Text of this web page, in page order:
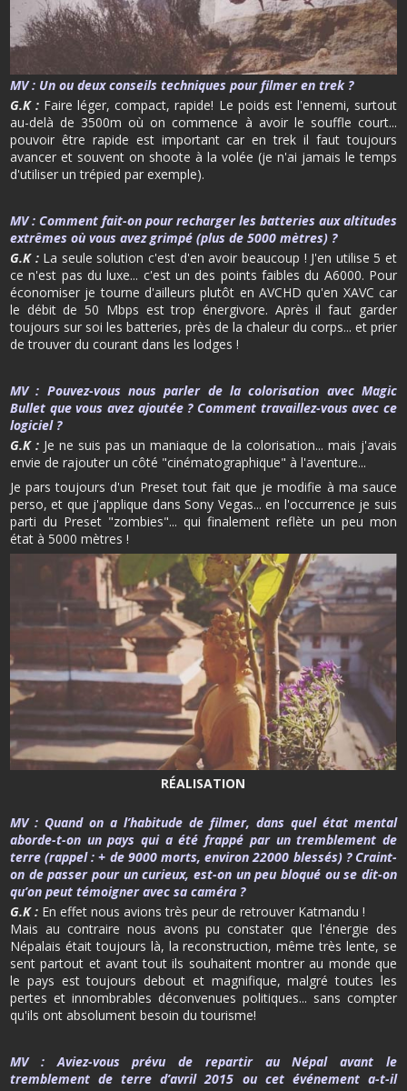
MV :Un ou deux conseils techniques pour filmer en trek ?
G.K : Faire léger, compact, rapide! Le poids est l'ennemi, surtout
au-delà de 3500m où on commence à avoir le souffle court...
pouvoir être rapide est important car en trek il faut toujours
avancer et souvent on shoote à la volée (je n'ai jamais le temps
d'utiliser un trépied par exemple).
MV : Comment fait-on pour recharger les batteries aux altitudes
extrêmes où vous avez grimpé (plus de 5000 mètres) ?
G.K :La seule solution c'est d'en avoir beaucoup ! J'en utilise 5 et
ce n'est pas du luxe... c'est un des points faibles du A6000. Pour
économiser je tourne d'ailleurs plutôt en AVCHD qu'en XAVC car
le débit de 50 Mbps est trop énergivore. Après il faut garder
toujours sur soi les batteries, près de la chaleur du corps... et prier
de trouver du courant dans les lodges !
MV : Pouvez-vous nous parler de la colorisation avec Magic
Bullet que vous avez ajoutée ? Comment travaillez-vous avec ce
logiciel ?
G.K :Je ne suis pas un maniaque de la colorisation... mais j'avais
envie de rajouter un côté "cinématographique" à l'aventure...
Je pars toujours d'un Preset tout fait que je modifie à ma sauce
perso, et que j'applique dans Sony Vegas... en l'occurrence je suis
parti du Preset "zombies"... qui finalement reflète un peu mon
état à 5000 mètres !
RÉALISATION
MV : Quand on a l’habitude de filmer, dans quel état mental
aborde-t-on un pays qui a été frappé par un tremblement de
terre (rappel : + de 9000 morts, environ 22000 blessés) ? Craint-
on de passer pour un curieux, est-on un peu bloqué ou se dit-on
qu’on peut témoigner avec sa caméra ?
G.K :En effet nous avions très peur de retrouver Katmandu !
Mais au contraire nous avons pu constater que l'énergie des
Népalais était toujours là, la reconstruction, même très lente, se
sent partout et avant tout ils souhaitent montrer au monde que
le pays est toujours debout et magnifique, malgré toutes les
pertes et innombrables déconvenues politiques... sans compter
qu'ils ont absolument besoin du tourisme!
MV :Aviez-vous prévu de repartir au Népal avant le
tremblement de terre d’avril 2015 ou cet événement a-t-il